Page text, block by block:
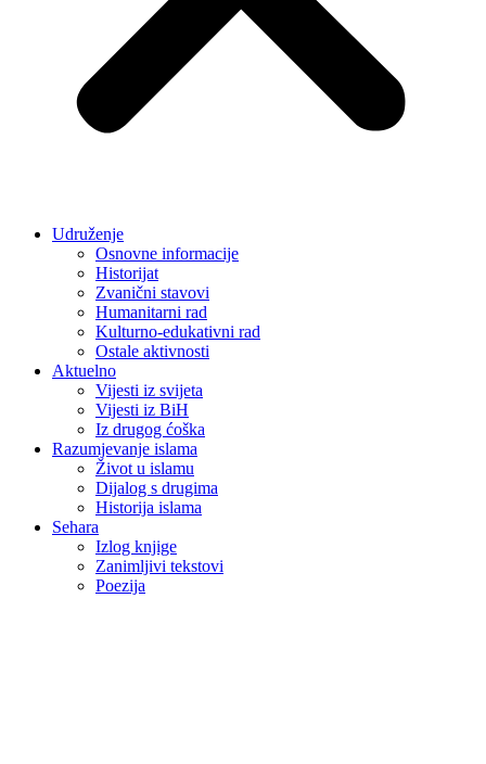
Udruženje
Osnovne informacije
Historijat
Zvanični stavovi
Humanitarni rad
Kulturno-edukativni rad
Ostale aktivnosti
Aktuelno
Vijesti iz svijeta
Vijesti iz BiH
Iz drugog ćoška
Razumjevanje islama
Život u islamu
Dijalog s drugima
Historija islama
Sehara
Izlog knjige
Zanimljivi tekstovi
Poezija